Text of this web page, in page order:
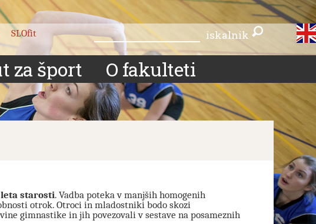
SLOfit
iskalnik iskalnik
za šport O fakulteti
starosti. Vadba poteka v manjših homogenih
otrok. Otroci in mladostniki bodo skozi
gimnastike in jih povezovali v sestave na posameznih